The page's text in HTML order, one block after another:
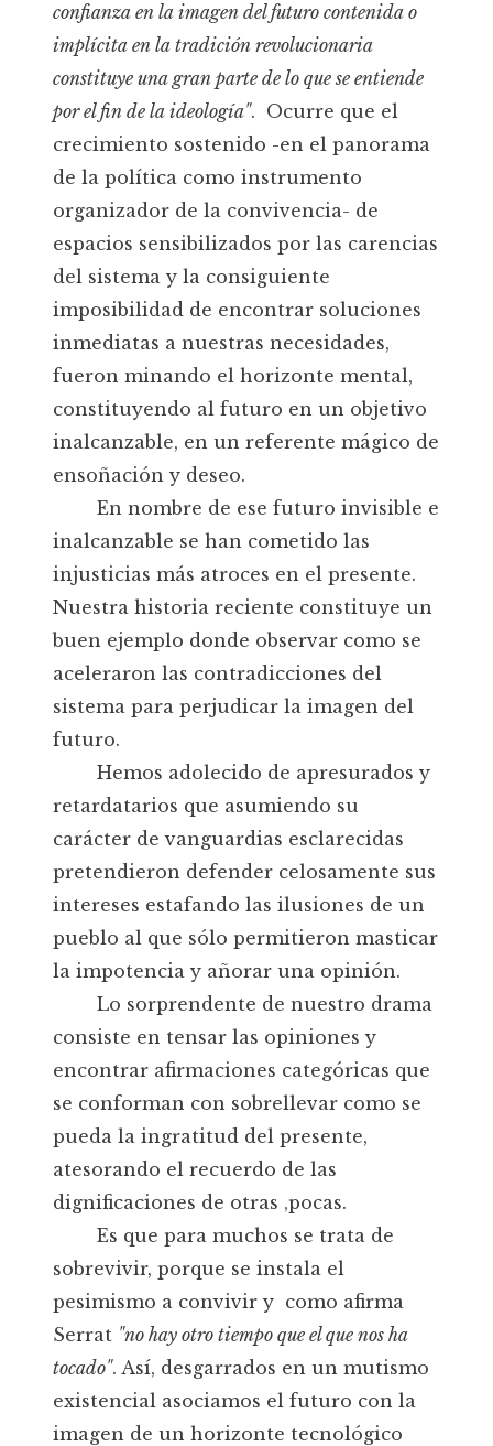
confianza en la imagen del futuro contenida o
implícita en la tradición revolucionaria
constituye una gran parte de lo que se entiende
por el fin de la ideología". Ocurre que el
crecimiento sostenido -en el panorama
de la política como instrumento
organizador de la convivencia- de
espacios sensibilizados por las carencias
del sistema y la consiguiente
imposibilidad de encontrar soluciones
inmediatas a nuestras necesidades,
fueron minando el horizonte mental,
constituyendo al futuro en un objetivo
inalcanzable, en un referente mágico de
ensoñación y deseo.
En nombre de ese futuro invisible e
inalcanzable se han cometido las
injusticias más atroces en el presente.
Nuestra historia reciente constituye un
buen ejemplo donde observar como se
aceleraron las contradicciones del
sistema para perjudicar la imagen del
futuro.
Hemos adolecido de apresurados y
retardatarios que asumiendo su
carácter de vanguardias esclarecidas
pretendieron defender celosamente sus
intereses estafando las ilusiones de un
pueblo al que sólo permitieron masticar
la impotencia y añorar una opinión.
Lo sorprendente de nuestro drama
consiste en tensar las opiniones y
encontrar afirmaciones categóricas que
se conforman con sobrellevar como se
pueda la ingratitud del presente,
atesorando el recuerdo de las
dignificaciones de otras ‚pocas.
Es que para muchos se trata de
sobrevivir, porque se instala el
pesimismo a convivir y como afirma
Serrat "no hay otro tiempo que el que nos ha
tocado". Así, desgarrados en un mutismo
existencial asociamos el futuro con la
imagen de un horizonte tecnológico